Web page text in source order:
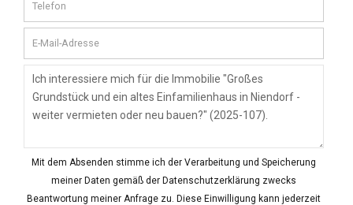
Mit dem Absenden stimme ich der Verarbeitung und Speicherung
meiner Daten gemäß der Datenschutzerklärung zwecks
Beantwortung meiner Anfrage zu. Diese Einwilligung kann jederzeit